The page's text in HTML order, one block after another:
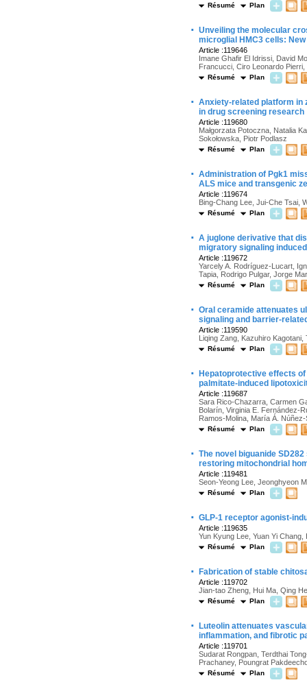
Résumé Plan
· Unveiling the molecular
microglial HMC3 cells:
Article :119646
Imane Ghafir El Idrissi, David
Francucci, Ciro Leonardo
Résumé Plan
· Anxiety-related platform in
in drug screening research
Article :119680
Małgorzata Potoczna, Natalia
Sokołowska, Piotr Podlasz
Résumé Plan
· Administration of Pgk1
ALS mice and transgenic
Article :119674
Bing-Chang Lee, Jui-Che Tsai,
Résumé Plan
· A juglone derivative that
migratory signaling
Article :119672
Yarcely A. Rodríguez-Lucart,
Tapia, Rodrigo Pulgar, Jorge
Résumé Plan
· Oral ceramide attenuates
signaling and barrier-
Article :119590
Liqing Zang, Kazuhiro
Résumé Plan
·
Hepatoprotective effects
palmitate-induced
Article :119687
Sara Rico-Chazarra, Carmen
Bolarín, Virginia E. Fernández-
Ramos-Molina, María Á.
Résumé Plan
· The novel biguanide
restoring mitochondrial
Article :119481
Seon-Yeong Lee, Jeonghyeon
Résumé Plan
· GLP-1 receptor agonist-
Article :119635
Yun Kyung Lee, Yuan Yi
Résumé Plan
· Fabrication of stable
Article :119702
Jian-tao Zheng, Hui Ma, Qing
Résumé Plan
·
Luteolin attenuates
inflammation, and fibrotic
Article :119701
Sudarat Rongpan, Terdthai
Prachaney, Poungrat
Résumé Plan